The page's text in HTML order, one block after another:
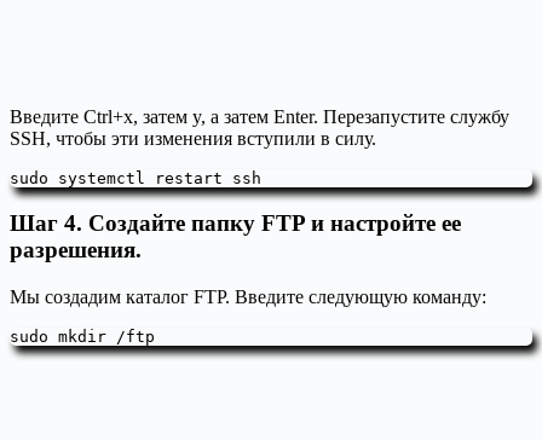
Введите Ctrl+x, затем y, а затем Enter. Перезапустите службу
SSH, чтобы эти изменения вступили в силу.
sudo systemctl restart ssh
Шаг 4. Создайте папку FTP и настройте ее
разрешения.
Мы создадим каталог FTP. Введите следующую команду:
sudo mkdir /ftp